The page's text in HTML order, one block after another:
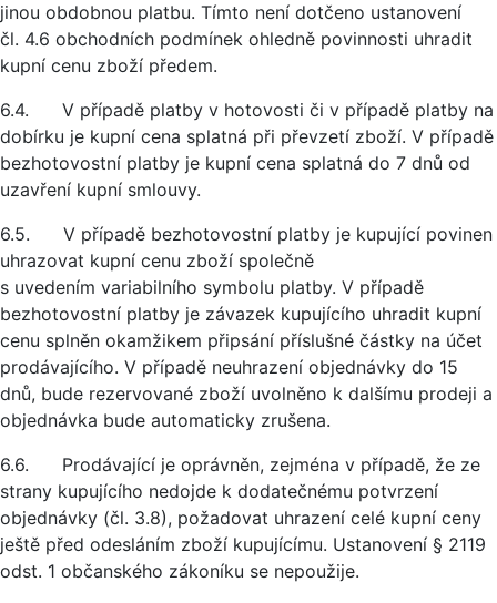
jinou obdobnou platbu. Tímto není dotčeno ustanovení
čl. 4.6 obchodních podmínek ohledně povinnosti uhradit
kupní cenu zboží předem.
6.4. V případě platby v hotovosti či v případě platby na
dobírku je kupní cena splatná při převzetí zboží. V případě
bezhotovostní platby je kupní cena splatná do 7 dnů od
uzavření kupní smlouvy.
6.5. V případě bezhotovostní platby je kupující povinen
uhrazovat kupní cenu zboží společně
s uvedením variabilního symbolu platby. V případě
bezhotovostní platby je závazek kupujícího uhradit kupní
cenu splněn okamžikem připsání příslušné částky na účet
prodávajícího. V případě neuhrazení objednávky do 15
dnů, bude rezervované zboží uvolněno k dalšímu prodeji a
objednávka bude automaticky zrušena.
6.6. Prodávající je oprávněn, zejména v případě, že ze
strany kupujícího nedojde k dodatečnému potvrzení
objednávky (čl. 3.8), požadovat uhrazení celé kupní ceny
ještě před odesláním zboží kupujícímu. Ustanovení § 2119
odst. 1 občanského zákoníku se nepoužije.